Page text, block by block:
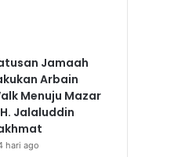
Jamaah
Arbain
Menuju Mazar
Jalaluddin
hari ago